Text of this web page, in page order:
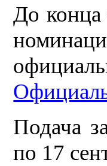
До конца
Подача
по 17